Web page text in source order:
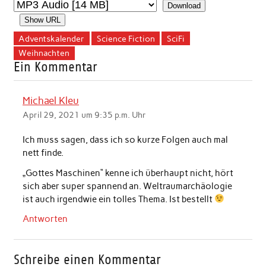
Download
Show URL
Adventskalender Science Fiction
SciFi
Weihnachten
Ein Kommentar
Michael Kleu
April 29, 2021 um 9:35 p.m. Uhr
Ich muss sagen, dass ich so kurze Folgen auch mal
nett finde.
„Gottes Maschinen“ kenne ich überhaupt nicht, hört
sich aber super spannend an. Weltraumarchäologie
ist auch irgendwie ein tolles Thema. Ist bestellt
Antworten
Schreibe einen Kommentar